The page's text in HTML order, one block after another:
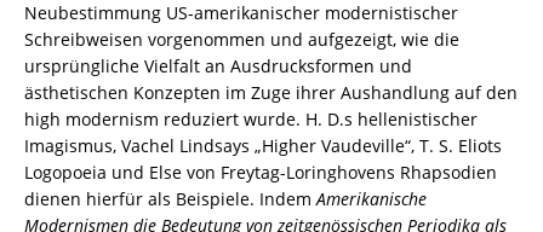
Neubestimmung US-amerikanischer modernistischer
Schreibweisen vorgenommen und aufgezeigt, wie die
ursprüngliche Vielfalt an Ausdrucksformen und
ästhetischen Konzepten im Zuge ihrer Aushandlung auf den
high modernism reduziert wurde. H. D.s hellenistischer
Imagismus, Vachel Lindsays „Higher Vaudeville“, T. S. Eliots
Logopoeia und Else von Freytag-Loringhovens Rhapsodien
dienen hierfür als Beispiele. IndemAmerikanische
Modernismen die Bedeutung von zeitgenössischen Periodika als